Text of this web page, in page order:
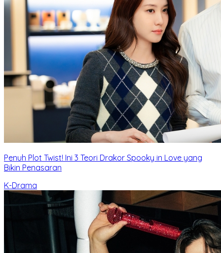
Penuh Plot Twist! Ini 3 Teori Drakor Spooky in Love yang
Bikin Penasaran
K-Drama